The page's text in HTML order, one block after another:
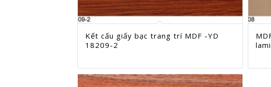
Kết cấu giấy bạc trang trí MDF -YD
18209-2